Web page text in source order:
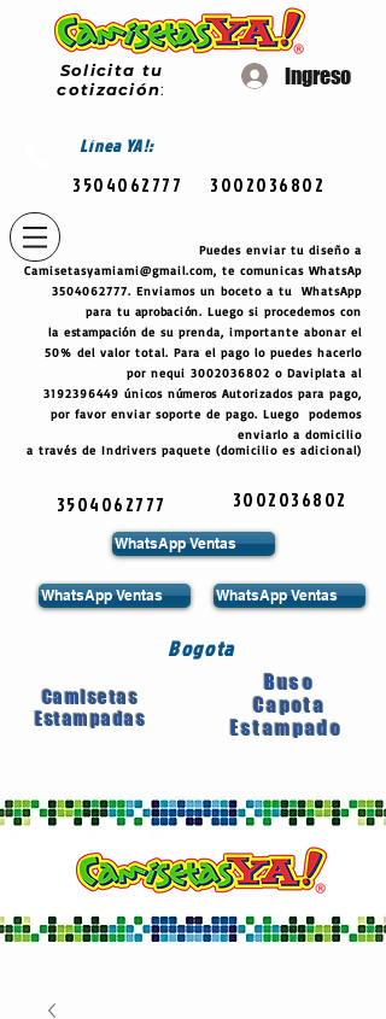
Solicita tu
cotización:
Ingreso
LíneaYA!:
3504062777 3002036802
Puedes enviar tu diseño a
Camisetasyamiami@gmail.com, te comunicas WhatsAp
3504062777. Enviamos un boceto a tu WhatsApp
para tu aprobación. Luego si procedemos con
laestampación de su prenda, importante abonar el
50% del valor total. Para el pago lo puedes hacerlo
por nequi 3002036802 o Daviplata al
3192396449 únicos números Autorizados para pago,
por favor enviar soporte de pago. Luego podemos
enviarlo a domicilio
a través de Indrivers paquete (domicilio es adicional)
3504062777 3002036802
WhatsApp Ventas
WhatsApp Ventas WhatsApp Ventas
Bogota
Camisetas
Estampadas
Buso
Capota
Estampado